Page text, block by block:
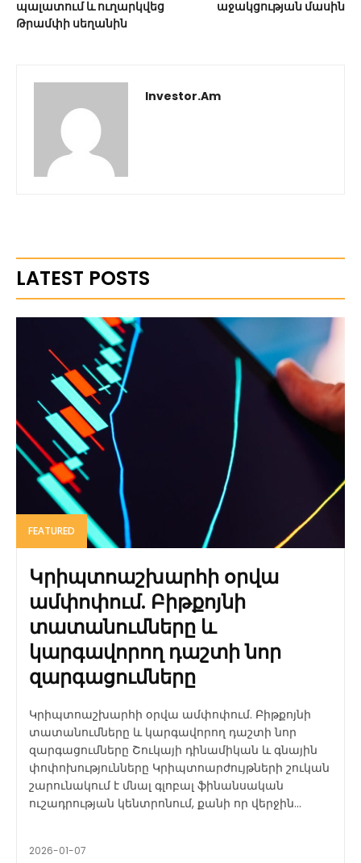
պալատում և ուղարկվեց
Թրամփի սեղանին
աջակցության մասին
Investor.am
LATEST POSTS
FEATURED
Կրիպտոաշխարհի օրվա
ամփոփում. Բիթքոյնի
տատանումները և
կարգավորող դաշտի նոր
զարգացումները
Կրիպտոաշխարհի օրվա ամփոփում. Բիթքոյնի
տատանումները և կարգավորող դաշտի նոր
զարգացումները Շուկայի դինամիկան և գնային
փոփոխությունները Կրիպտոարժույթների շուկան
շարունակում է մնալ գլոբալ ֆինանսական
ուշադրության կենտրոնում, քանի որ վերջին...
2026-01-07